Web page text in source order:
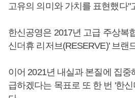
고유의 의미와 가치를 표현했다"
한신공영은 2017년 고급 주상복
신더휴 리저브(RESERVE)' 브랜
이어 2021년 내실과 본질에 집중
급하겠다는 목표로 또 한 번 '한